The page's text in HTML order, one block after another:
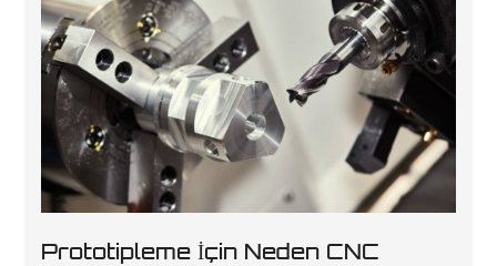
Prototipleme İçin Neden CNC